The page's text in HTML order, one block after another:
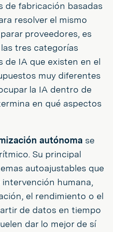
de fabricación basadas
resolver el mismo
proveedores, es
tres categorías
de IA que existen en el
muy diferentes
la IA dentro de
en qué aspectos
autónoma se
Su principal
autoajustables que
humana,
el rendimiento o el
de datos en tiempo
dar lo mejor de sí